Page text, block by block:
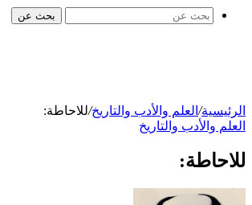
بحث عن
الرئيسية/ العلم والأدب والتاريخ/للاحاطة:
العلم والأدب والتاريخ
للاحاطة: